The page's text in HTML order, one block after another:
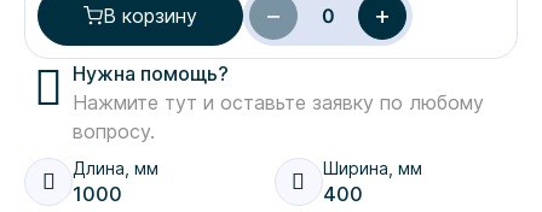
Длина, мм
1000
Ширина, мм
400
В корзину − 0 +
Нужна помощь?
Нажмите тут и оставьте заявку по любому
вопросу.